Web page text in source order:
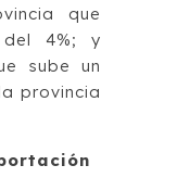
que
del 4%; y
sube un
provincia